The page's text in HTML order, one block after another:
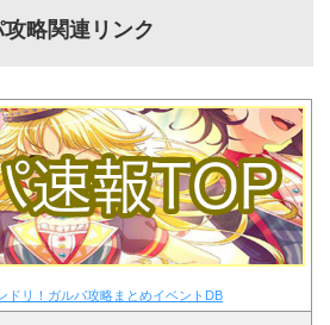
略関連リンク
ドリ！ガルパ攻略まとめイベントDB